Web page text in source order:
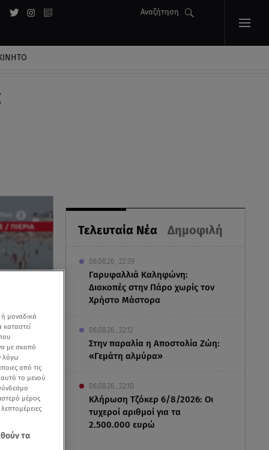
Αναζήτηση
Τελευταία Νέα Δημοφιλή
06.08.26 , 22:39
Γαρυφαλλιά Καληφώνη:
Διακοπές στην Πάρο χωρίς τον
Χρήστο Μάστορα
06.08.26 , 22:12
Στην παραλία η Αποστολία Ζώη:
«Γεμάτη αλμύρα»
06.08.26 , 22:10
Κλήρωση Τζόκερ 6/8/2026: Οι
τυχεροί αριθμοί για τα
2.500.000 ευρώ
μοναδικά
με σκοπό
λόγω
από τις
αυτό το μενού
μέρος
τα